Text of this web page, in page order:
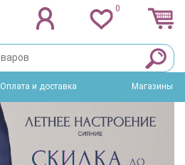
0
Оплата и доставка Магазины